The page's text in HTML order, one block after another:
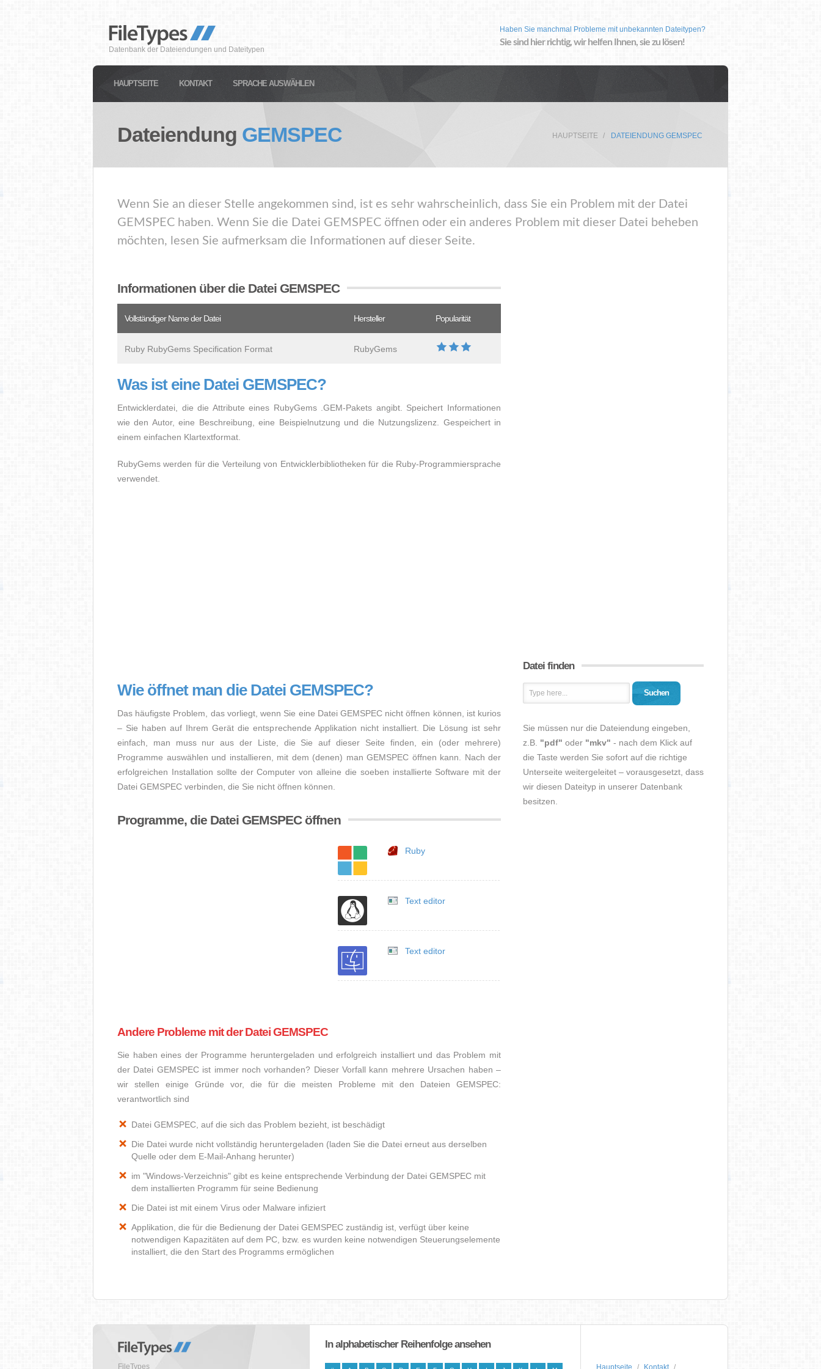
Datenbank der Dateiendungen und Dateitypen
Haben Sie manchmal Probleme mit unbekannten Dateitypen?
Sie sind hier richtig, wir helfen Ihnen, sie zu lösen!
HAUPTSEITE KONTAKT SPRACHE AUSWÄHLEN
Dateiendung GEMSPEC HAUPTSEITE DATEIENDUNG GEMSPEC
Wenn Sie an dieser Stelle angekommen sind, ist es sehr wahrscheinlich, dass Sie ein Problem mit der Datei
GEMSPEC haben. Wenn Sie die Datei GEMSPEC öffnen oder ein anderes Problem mit dieser Datei beheben
möchten, lesen Sie aufmerksam die Informationen auf dieser Seite.
Informationen über die Datei GEMSPEC
Vollständiger Name der Datei Hersteller Popularität
Ruby RubyGems Specification Format RubyGems
Was ist eine Datei GEMSPEC?
Entwicklerdatei, die die Attribute eines RubyGems .GEM-Pakets angibt. Speichert Informationen
wie den Autor, eine Beschreibung, eine Beispielnutzung und die Nutzungslizenz. Gespeichert in
einem einfachen Klartextformat.
RubyGems werden für die Verteilung von Entwicklerbibliotheken für die Ruby-Programmiersprache
verwendet.
Wie öffnet man die Datei GEMSPEC?
Das häufigste Problem, das vorliegt, wenn Sie eine Datei GEMSPEC nicht öffnen können, ist kurios
– Sie haben auf Ihrem Gerät die entsprechende Applikation nicht installiert. Die Lösung ist sehr
einfach, man muss nur aus der Liste, die Sie auf dieser Seite finden, ein (oder mehrere)
Programme auswählen und installieren, mit dem (denen) man GEMSPEC öffnen kann. Nach der
erfolgreichen Installation sollte der Computer von alleine die soeben installierte Software mit der
Datei GEMSPEC verbinden, die Sie nicht öffnen können.
Programme, die Datei GEMSPEC öffnen
Ruby
Text editor
Text editor
Andere Probleme mit der Datei GEMSPEC
Sie haben eines der Programme heruntergeladen und erfolgreich installiert und das Problem mit
der Datei GEMSPEC ist immer noch vorhanden? Dieser Vorfall kann mehrere Ursachen haben –
wir stellen einige Gründe vor, die für die meisten Probleme mit den Dateien GEMSPEC:
verantwortlich sind
Datei GEMSPEC, auf die sich das Problem bezieht, ist beschädigt
Die Datei wurde nicht vollständig heruntergeladen (laden Sie die Datei erneut aus derselben
Quelle oder dem E-Mail-Anhang herunter)
im "Windows-Verzeichnis" gibt es keine entsprechende Verbindung der Datei GEMSPEC mit
dem installierten Programm für seine Bedienung
Die Datei ist mit einem Virus oder Malware infiziert
Applikation, die für die Bedienung der Datei GEMSPEC zuständig ist, verfügt über keine
notwendigen Kapazitäten auf dem PC, bzw. es wurden keine notwendigen Steuerungselemente
installiert, die den Start des Programms ermöglichen
Datei finden
Suchen
Sie müssen nur die Dateiendung eingeben,
z.B. "pdf" oder "mkv" - nach dem Klick auf
die Taste werden Sie sofort auf die richtige
Unterseite weitergeleitet – vorausgesetzt, dass
wir diesen Dateityp in unserer Datenbank
besitzen.
FileTypes
In alphabetischer Reihenfolge ansehen
Hauptseite Kontakt